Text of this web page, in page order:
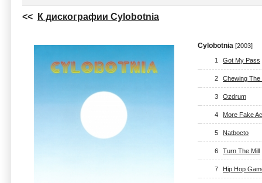
<< К дискографии Cylobotnia
Cylobotnia [2003]
1 Got My Pass
2 Chewing The
3 Ozdrum
4 More Fake
5 Natbocto
6 Turn The Mill
7 Hip Hop